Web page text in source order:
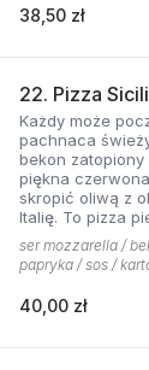
38,50 zł
22. Pizza
Każdy może poczuć zapach Sycylii: pizza
pachnaca
bekon
piękna
skropić oliwą z
Italię. To pizza
podniebienia
ser mozzarella /
papryka / sos /
40,00 zł